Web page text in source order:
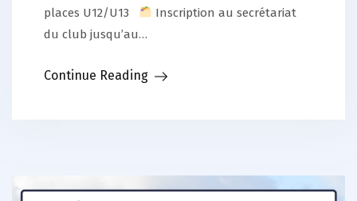
places U12/U13
Inscription au secrétariat
du club jusqu’au…
Continue Reading